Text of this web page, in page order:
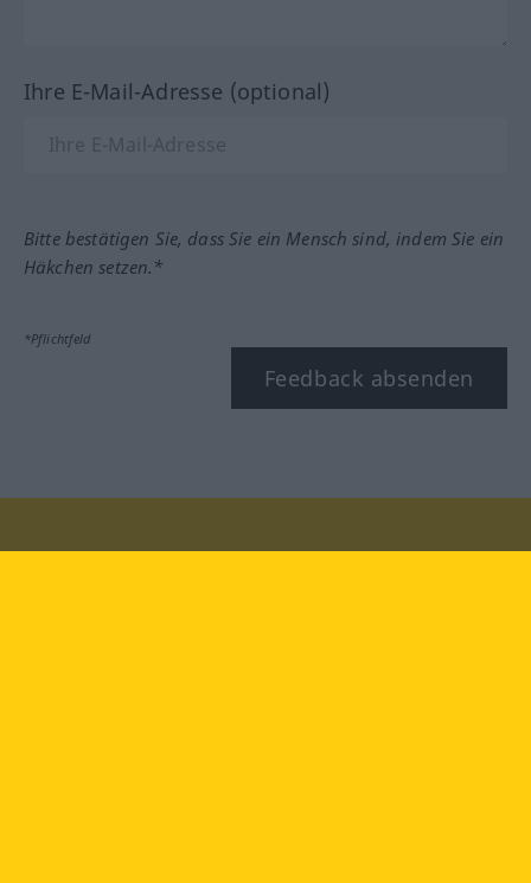
Ihre E-Mail-Adresse (optional)
Bitte bestätigen Sie, dass Sie ein Mensch sind, indem Sie ein
Häkchen setzen.*
*Pflichtfeld
Feedback absenden